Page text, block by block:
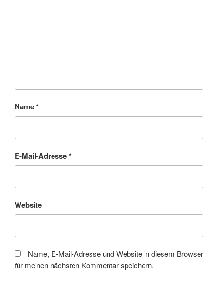
Name*
E-Mail-Adresse*
Website
Name, E-Mail-Adresse und Website in diesem Browser
für meinen nächsten Kommentar speichern.